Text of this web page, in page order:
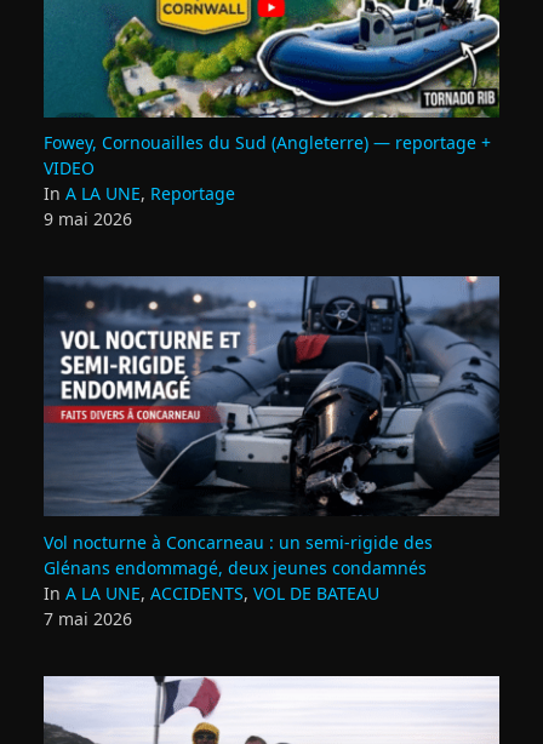
Fowey, Cornouailles du Sud (Angleterre) — reportage +
VIDEO
In A LA UNE, Reportage
9 mai 2026
Vol nocturne à Concarneau : un semi‑rigide des
Glénans endommagé, deux jeunes condamnés
In A LA UNE, ACCIDENTS, VOL DE BATEAU
7 mai 2026